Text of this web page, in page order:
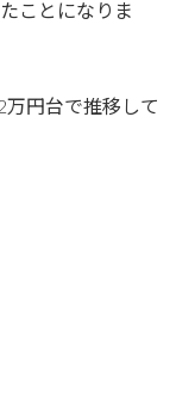
ことになりま
円台で推移して